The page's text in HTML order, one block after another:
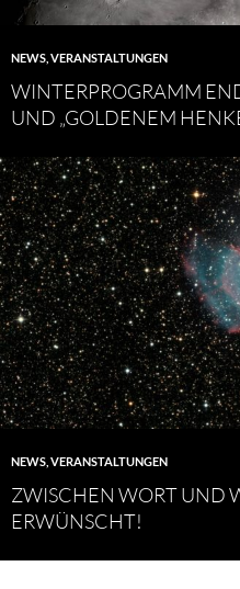
NEWS VERANSTALTUNGEN
WINTERPROGRAMM
UND „GOLDENEM
NEWS VERANSTALTUNGEN
ZWISCHEN WORT UND
ERWÜNSCHT!